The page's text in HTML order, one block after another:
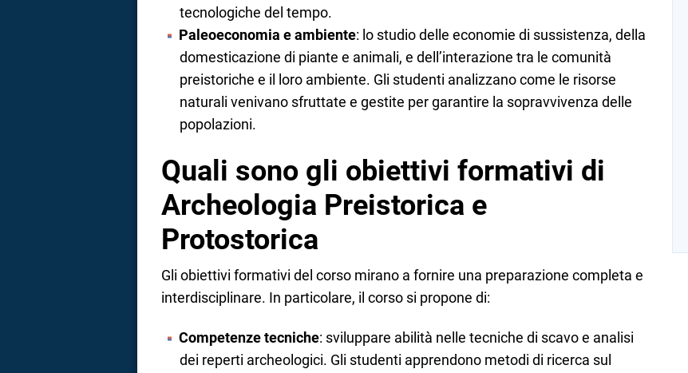
tecnologiche del tempo.
Paleoeconomia e ambiente: lo studio delle economie di sussistenza, della
domesticazione di piante e animali, e dell’interazione tra le comunità
preistoriche e il loro ambiente. Gli studenti analizzano come le risorse
naturali venivano sfruttate e gestite per garantire la sopravvivenza delle
popolazioni.
Quali sono gli obiettivi formativi di
Archeologia Preistorica e
Protostorica
Gli obiettivi formativi del corso mirano a fornire una preparazione completa e
interdisciplinare. In particolare, il corso si propone di:
Competenze tecniche: sviluppare abilità nelle tecniche di scavo e analisi
dei reperti archeologici. Gli studenti apprendono metodi di ricerca sul